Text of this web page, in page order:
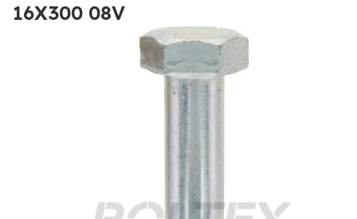
16X300 08V